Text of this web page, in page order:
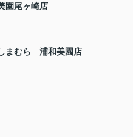
園尾ヶ崎店
まむら 浦和美園店